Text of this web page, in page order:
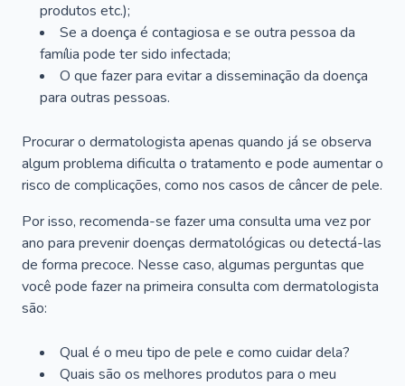
produtos etc.);
Se a doença é contagiosa e se outra pessoa da
família pode ter sido infectada;
O que fazer para evitar a disseminação da doença
para outras pessoas.
Procurar o dermatologista apenas quando já se observa
algum problema dificulta o tratamento e pode aumentar o
risco de complicações, como nos casos de câncer de pele.
Por isso, recomenda-se fazer uma consulta uma vez por
ano para prevenir doenças dermatológicas ou detectá-las
de forma precoce. Nesse caso, algumas perguntas que
você pode fazer na primeira consulta com dermatologista
são:
Qual é o meu tipo de pele e como cuidar dela?
Quais são os melhores produtos para o meu